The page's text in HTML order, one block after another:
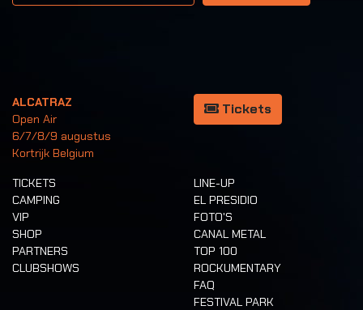
ALCATRAZ
Open Air
6/7/8/9 augustus
Kortrijk Belgium
Tickets
TICKETS
CAMPING
VIP
SHOP
PARTNERS
CLUBSHOWS
LINE-UP
EL PRESIDIO
FOTO'S
CANAL METAL
TOP 100
ROCKUMENTARY
FAQ
FESTIVAL PARK